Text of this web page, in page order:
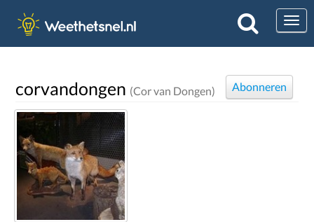
corvandongen (Cor van Dongen) Abonneren